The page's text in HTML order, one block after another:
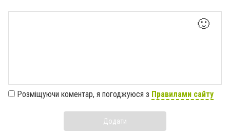
🙂
Розміщуючи коментар, я погоджуюся з Правилами сайту
Додати